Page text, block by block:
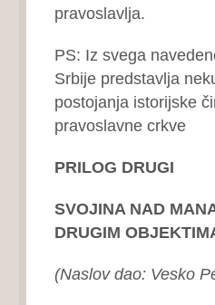
pravoslavlja.
PS: Iz svega
Srbije predstavlja
postojanja istorijske
pravoslavne crkve
PRILOG DRUGI
SVOJINA NAD
DRUGIM
(Naslov dao: Vesko